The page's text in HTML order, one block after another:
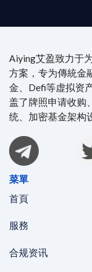
Aiying艾盈致力于
方案，专为傳統金
金、Defi等虚拟资
盖了牌照申请收购
统、加密基金架构
菜單
首頁
服務
合规资讯